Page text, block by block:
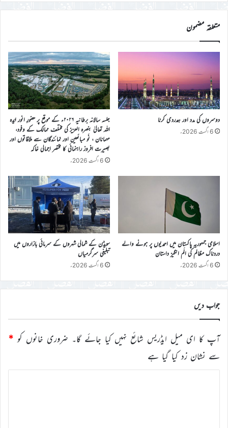
درج
کریں
متعلقہ مضمون
دوسروں کی مدد اور ہمدردی کرنا
6 اگست 2026ء
جلسہ سالانہ برطانیہ ۲۰۲۶ء کے موقع پر حضورِ انور ایّدہ
الله تعالیٰ بنصرہ العزیز کی مختلف ممالک کے وفود،
مہمانان ، نَو مبائعین اور نمائندگان سے ملاقاتوں اور
بصیرت افروز راہنمائی کا مختصر اجمالی خاکہ
6 اگست 2026ء
اسلامی جمہوریہ پاکستان میں احمدیوں پر ہونے والے
دردناک مظالم کی الَم انگیز داستان
6 اگست 2026ء
سویڈن کے شمالی شہروں کے سرمائی بازاروں میں
تبلیغی سرگرمیاں
6 اگست 2026ء
جواب دیں
آپ کا ای میل ایڈریس شائع نہیں کیا جائے گا۔ ضروری خانوں کو *
سے نشان زد کیا گیا ہے